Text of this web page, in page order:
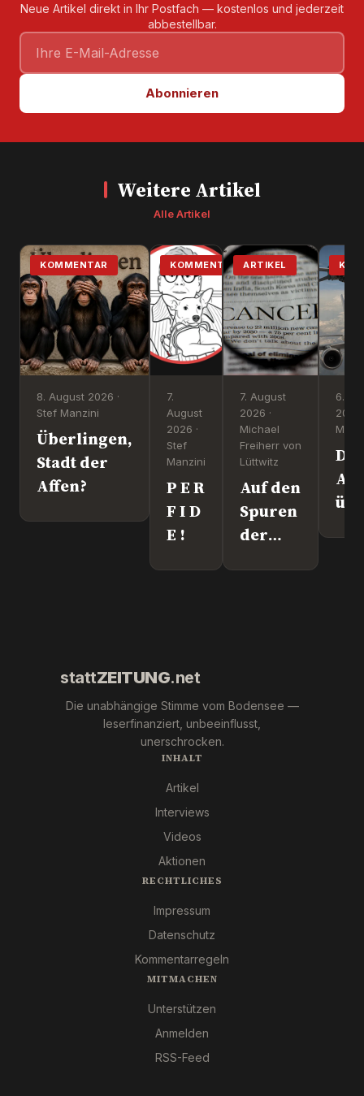
Neue Artikel direkt in Ihr Postfach — kostenlos und jederzeit
abbestellbar.
Abonnieren
Weitere Artikel
Alle Artikel
KOMMENTAR
8. August 2026 ·
Stef Manzini
Überlingen,
Stadt der
Affen?
KOMMENTAR
7.
August
2026 ·
Stef
Manzini
P E R
F I D
E !
ARTIKEL
7. August
2026 ·
Michael
Freiherr von
Lüttwitz
Auf den
Spuren
der
6.
2026
stattZEITUNG.net
Die unabhängige Stimme vom Bodensee —
leserfinanziert, unbeeinflusst,
unerschrocken.
INHALT
Artikel
Interviews
Videos
Aktionen
RECHTLICHES
Impressum
Datenschutz
Kommentarregeln
MITMACHEN
Unterstützen
Anmelden
RSS-Feed